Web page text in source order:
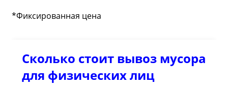
*Фиксированная цена
Сколько стоит вывоз мусора
для физических лиц